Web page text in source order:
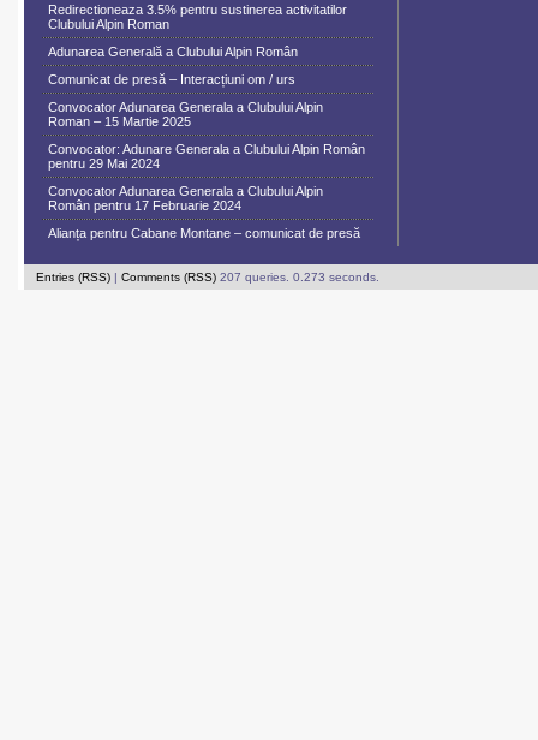
Redirectioneaza 3.5% pentru sustinerea activitatilor
Clubului Alpin Roman
Adunarea Generală a Clubului Alpin Român
Comunicat de presă – Interacțiuni om / urs
Convocator Adunarea Generala a Clubului Alpin
Roman – 15 Martie 2025
Convocator: Adunare Generala a Clubului Alpin Român
pentru 29 Mai 2024
Convocator Adunarea Generala a Clubului Alpin
Român pentru 17 Februarie 2024
Alianța pentru Cabane Montane – comunicat de presă
Entries (RSS) | Comments (RSS) 207 queries. 0.273 seconds.